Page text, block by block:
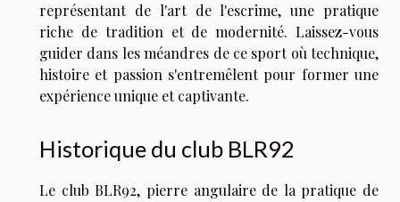
représentant de l'art de l'escrime, une pratique
riche de tradition et de modernité. Laissez-vous
guider dans les méandres de ce sport où technique,
histoire et passion s'entremêlent pour former une
expérience unique et captivante.
Historique du club BLR92
Le club BLR92, pierre angulaire de la pratique de